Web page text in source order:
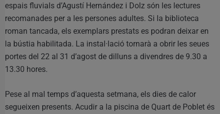
espais fluvials d’Agustí Hernández i Dolz són les lectures
recomanades per a les persones adultes. Si la biblioteca
roman tancada, els exemplars prestats es podran deixar en
la bústia habilitada. La instal·lació tornarà a obrir les seues
portes del 22 al 31 d’agost de dilluns a divendres de 9.30 a
13.30 hores.
Pese al mal temps d’aquesta setmana, els dies de calor
segueixen presents. Acudir a la piscina de Quart de Poblet és